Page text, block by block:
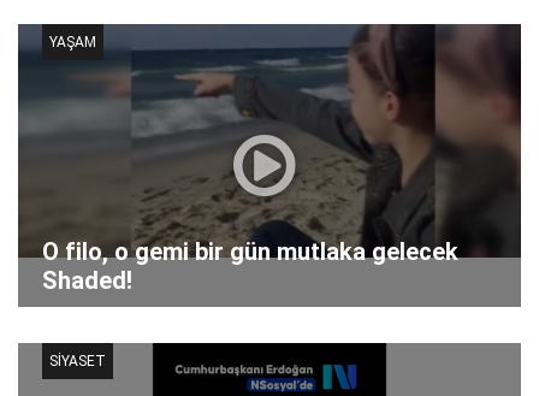
O filo, o gemi bir gün mutlaka gelecek
Shaded!
YAŞAM
SİYASET